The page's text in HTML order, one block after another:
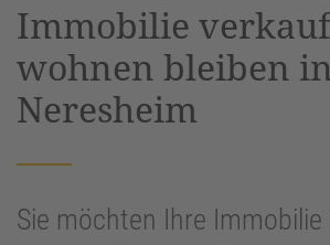
Immobilie
wohnen bleiben
Neresheim
Sie möchten Ihre Immobilie